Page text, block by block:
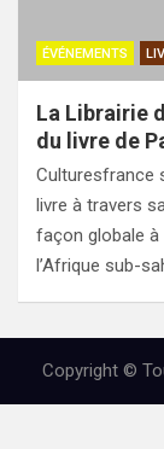
ÉVÉNEMENTS
La Librairie
du livre de
Culturesfrance
livre à travers
façon globale à
l’Afrique sub-
Copyright ©